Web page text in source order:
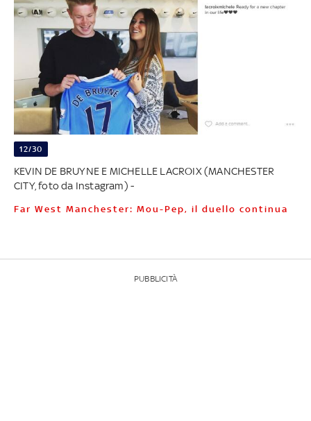
12/30
KEVIN DE BRUYNE E MICHELLE LACROIX (MANCHESTER
CITY, foto da Instagram) -
Far West Manchester: Mou-Pep, il duello continua
PUBBLICITÀ